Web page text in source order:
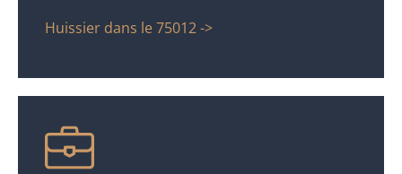
Huissier dans le 75012 ->